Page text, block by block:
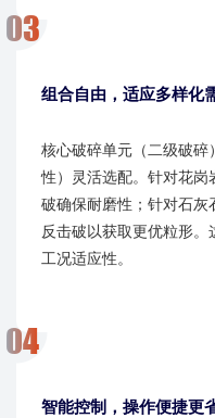
组合自由，适应多样化
核心破碎单元（二级破碎
性）灵活选配。针对花岗
破​​确保耐磨性；针对石灰
反击破​​以获取更优粒形。
工况适应性。
智能控制，操作便捷更